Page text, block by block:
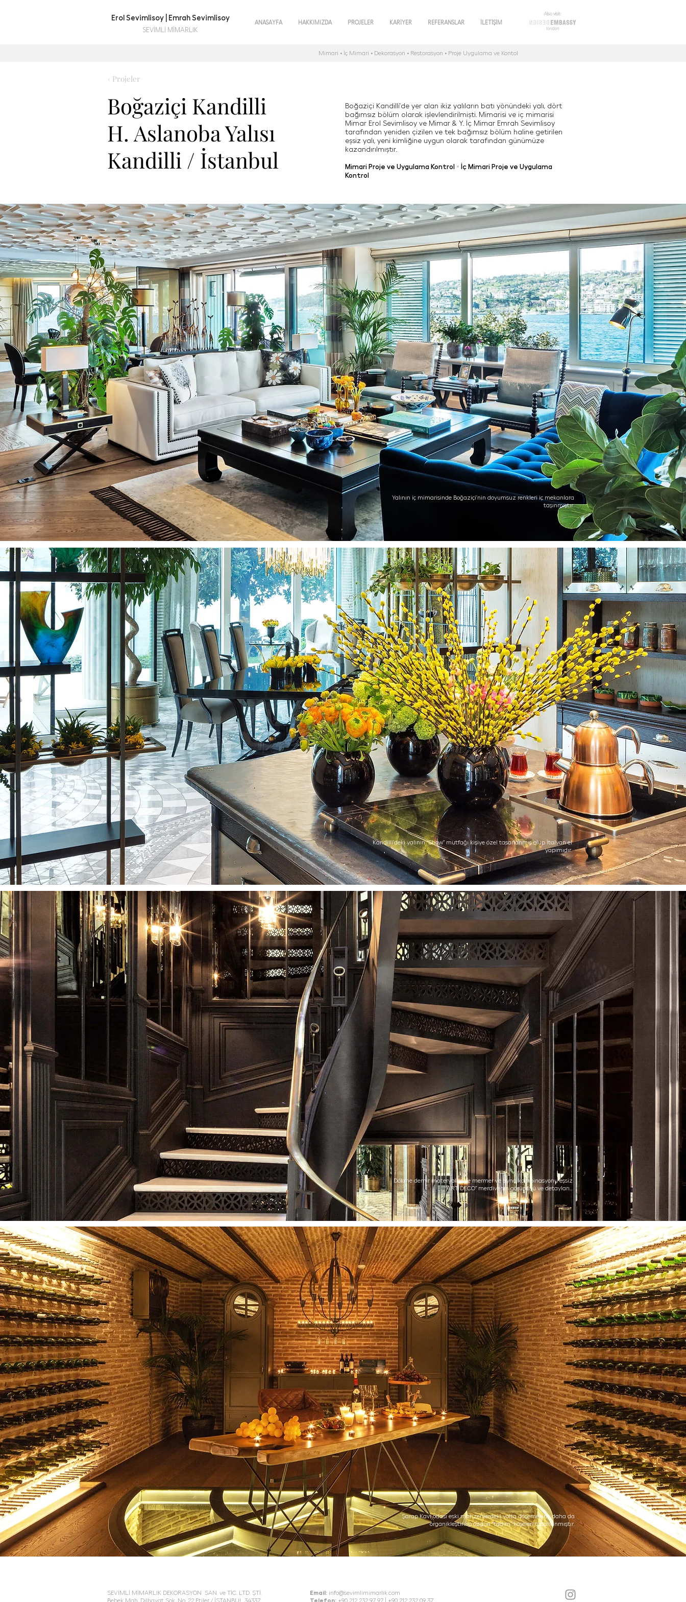
ANASAYFA HAKKIMIZDA PROJELER KARİYER REFERANSLAR İLETİŞİM
Erol Sevimlisoy | Emrah Sevimlisoy
SEVİMLİ MİMARLIK
Also visit:
Mimari • İç Mimari • Dekorasyon • Restorasyon • Proje Uygulama ve Kontol
‹ Projeler
Boğaziçi Kandilli
H. Aslanoba Yalısı
Kandilli / İstanbul
Boğaziçi Kandilli’de yer alan ikiz yalıların batı yönündeki yalı, dört
bağımsız bölüm olarak işlevlendirilmişti. Mimarisi ve iç mimarisi
Mimar Erol Sevimlisoy ve Mimar & Y. İç Mimar Emrah Sevimlisoy
tarafından yeniden çizilen ve tek bağımsız bölüm haline getirilen
eşsiz yalı, yeni kimliğine uygun olarak tarafından günümüze
kazandırılmıştır.
Mimari Proje ve Uygulama Kontrol • İç Mimari Proje ve Uygulama
Kontrol
Yalının iç mimarisinde Boğaziçi’nin doyumsuz renkleri iç mekanlara
taşınmıştır.
Kandilli’deki yalının “Show” mutfağı kişiye özel tasarlanmış olup İtalyan el
yapımıdır.
Dökme demir materyaller ile mermer ve ayna kombinasyonu eşsiz
“ART DECO” merdivenin görünüşü ve detayları…
Şarap Kavı odası eski mahzenlerdeki volta döşemelerle daha da
organikleştirilip özgün “tadım” köşeleri tasarlanmıştır.
SEVİMLİ MİMARLIK DEKORASYON SAN. ve TİC. LTD. ŞTİ.
Bebek Mah. Dilhayat Sok. No: 22 Etiler / İSTANBUL 34337
Email: info@sevimlimimarlik.com
Telefon: +90 212 232 97 97 | +90 212 232 09 37